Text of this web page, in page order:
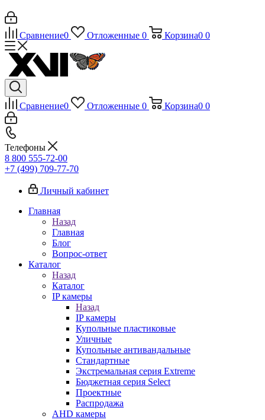
Сравнение0 Отложенные 0 Корзина0 0
Сравнение0 Отложенные 0 Корзина0 0
Телефоны
8 800 555-72-00
+7 (499) 709-77-70
Личный кабинет
Главная
Назад
Главная
Блог
Вопрос-ответ
Каталог
Назад
Каталог
IP камеры
Назад
IP камеры
Купольные пластиковые
Уличные
Купольные антивандальные
Стандартные
Экстремальная серия Extreme
Бюджетная серия Select
Проектные
Распродажа
AHD камеры